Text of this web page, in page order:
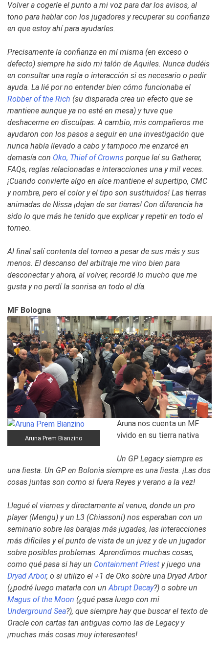
Volver a cogerle el punto a mi voz para dar los avisos, al
tono para hablar con los jugadores y recuperar su confianza
en que estoy ahí para ayudarles.
Precisamente la confianza en mí misma (en exceso o
defecto) siempre ha sido mi talón de Aquiles. Nunca dudéis
en consultar una regla o interacción si es necesario o pedir
ayuda. La lié por no entender bien cómo funcionaba el
Robber of the Rich (su disparada crea un efecto que se
mantiene aunque ya no esté en mesa) y tuve que
deshacerme en disculpas. A cambio, mis compañeros me
ayudaron con los pasos a seguir en una investigación que
nunca había llevado a cabo y tampoco me enzarcé en
demasía con Oko, Thief of Crowns porque leí su Gatherer,
FAQs, reglas relacionadas e interacciones una y mil veces.
¡Cuando convierte algo en alce mantiene el supertipo, CMC
y nombre, pero el color y el tipo son sustituidos! Las tierras
animadas de Nissa ¡dejan de ser tierras! Con diferencia ha
sido lo que más he tenido que explicar y repetir en todo el
torneo.
Al final salí contenta del torneo a pesar de sus más y sus
menos. El descanso del arbitraje me vino bien para
desconectar y ahora, al volver, recordé lo mucho que me
gusta y no perdí la sonrisa en todo el día.
MF Bologna
Aruna Prem Bianzino
Aruna nos cuenta un MF
vivido en su tierra nativa
Un GP Legacy siempre es
una fiesta. Un GP en Bolonia siempre es una fiesta. ¡Las dos
cosas juntas son como si fuera Reyes y verano a la vez!
Llegué el viernes y directamente al venue, donde un pro
player (Mengu) y un L3 (Chiassoni) nos esperaban con un
seminario sobre las barajas más jugadas, las interacciones
más difíciles y el punto de vista de un juez y de un jugador
sobre posibles problemas. Aprendimos muchas cosas,
como qué pasa si hay un Containment Priest y juego una
Dryad Arbor, o si utilizo el +1 de Oko sobre una Dryad Arbor
(¿podré luego matarla con unAbrupt Decay?) o sobre un
Magus of the Moon (¿qué pasa luego con mi
Underground Sea?), que siempre hay que buscar el texto de
Oracle con cartas tan antiguas como las de Legacy y
¡muchas más cosas muy interesantes!